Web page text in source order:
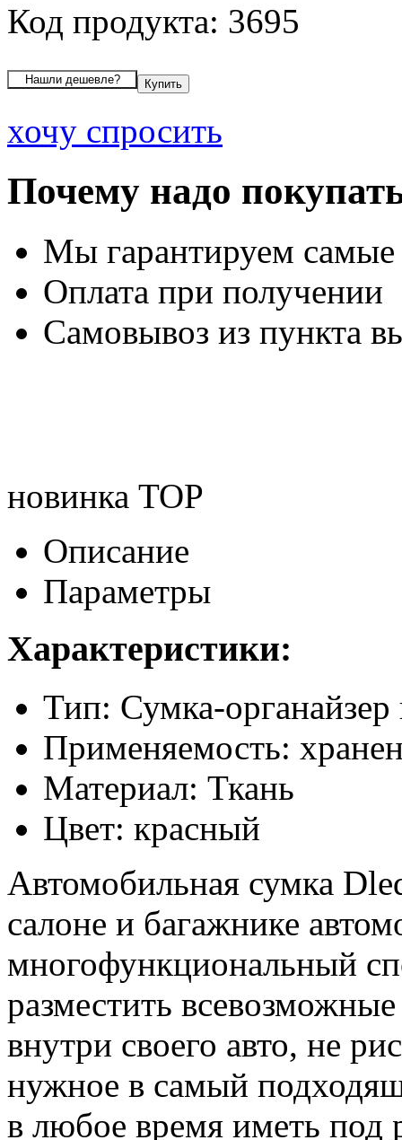
Код продукта: 3695
хочу спросить
Почему надо
Мы гарантируем
Оплата при получении
Самовывоз из пункта
новинка TOP
Описание
Параметры
Характеристики:
Тип: Сумка-органайзер
Применяемость:
Материал: Ткань
Цвет: красный
Автомобильная сумка
салоне и багажнике
многофункциональный
разместить
внутри своего авто, не
нужное в самый
в любое время иметь под